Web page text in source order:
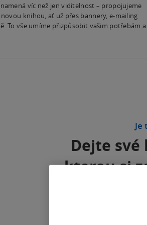
víc než jen viditelnost – propojujeme
knihou, ať už přes bannery, e-mailing
To vše umíme přizpůsobit vašim potřebám a
Je
Dejte
kterou si